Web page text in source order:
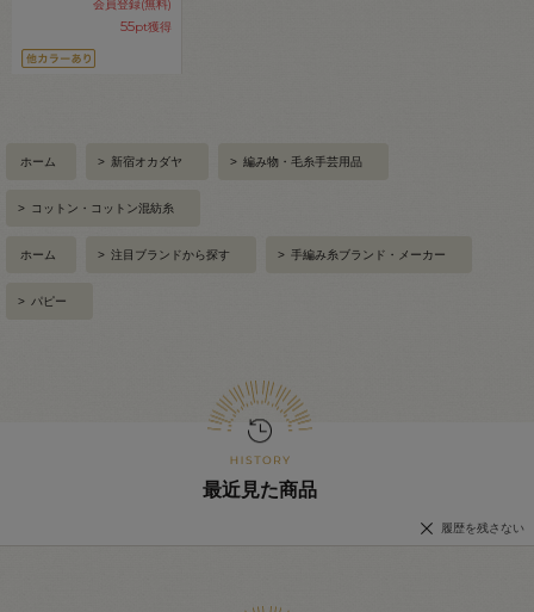
会員登録(無料)
55pt獲得
ホーム > 新宿オカダヤ > 編み物・毛糸手芸用品
> コットン・コットン混紡糸
ホーム > 注目ブランドから探す > 手編み糸ブランド・メーカー
> パピー
最近見た商品
履歴を残さない